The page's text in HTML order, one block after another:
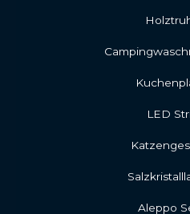
LED
Aleppo